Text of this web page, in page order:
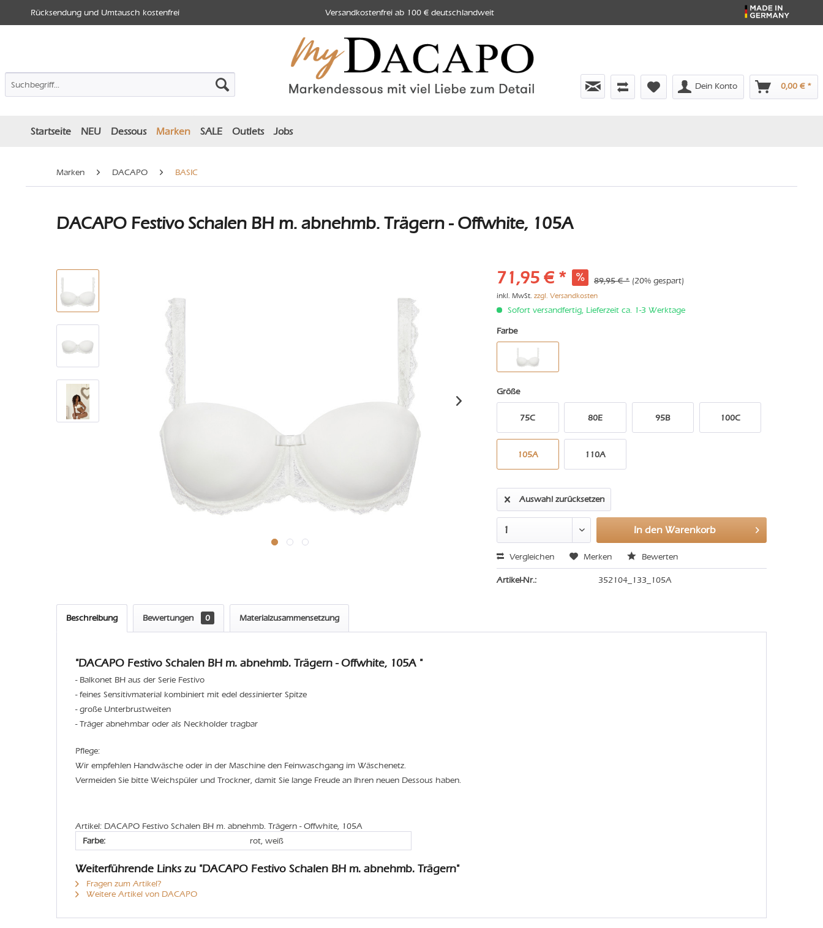
Rücksendung und Umtausch kostenfrei Versandkostenfrei ab 100 € deutschlandweit
Dein Konto 0,00 € *
Startseite NEU Dessous Marken SALE Outlets Jobs
Marken DACAPO BASIC
DACAPO Festivo Schalen BH m. abnehmb. Trägern - Offwhite, 105A
71,95 € * 89,95 € * (20% gespart)
inkl. MwSt.zzgl. Versandkosten
Sofort versandfertig, Lieferzeit ca. 1-3 Werktage
Farbe
Größe
75C 80E 95B 100C
105A 110A
Auswahl zurücksetzen
In den Warenkorb
Vergleichen Merken Bewerten
Artikel-Nr.: 352104_133_105A
Beschreibung Bewertungen 0 Materialzusammensetzung
"DACAPO Festivo Schalen BH m. abnehmb. Trägern - Offwhite, 105A "
- Balkonet BH aus der Serie Festivo
- feines Sensitivmaterial kombiniert mit edel dessinierter Spitze
- große Unterbrustweiten
- Träger abnehmbar oder als Neckholder tragbar
Pflege:
Wir empfehlen Handwäsche oder in der Maschine den Feinwaschgang im Wäschenetz.
Vermeiden Sie bitte Weichspüler und Trockner, damit Sie lange Freude an Ihren neuen Dessous haben.
Artikel: DACAPO Festivo Schalen BH m. abnehmb. Trägern - Offwhite, 105A
Farbe:
rot, weiß
Weiterführende Links zu "DACAPO Festivo Schalen BH m. abnehmb. Trägern"
Fragen zum Artikel?
Weitere Artikel von DACAPO